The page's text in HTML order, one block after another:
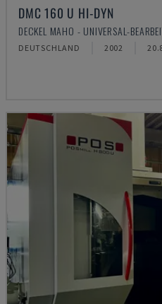
DMC 160 U HI-DYN
DECKEL MAHO - UNIVERSAL-
DEUTSCHLAND 2002